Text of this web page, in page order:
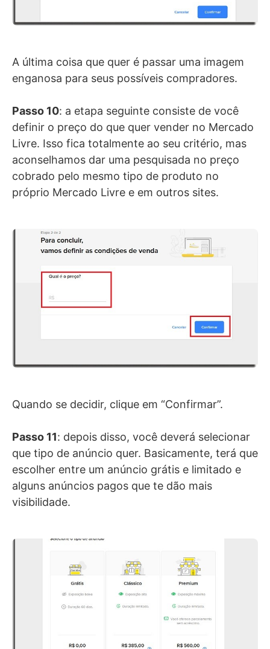
A última coisa que quer é passar uma imagem
enganosa para seus possíveis compradores.
Passo 10: a etapa seguinte consiste de você
definir o preço do que quer vender no Mercado
Livre. Isso fica totalmente ao seu critério, mas
aconselhamos dar uma pesquisada no preço
cobrado pelo mesmo tipo de produto no
próprio Mercado Livre e em outros sites.
Quando se decidir, clique em “Confirmar”.
Passo 11: depois disso, você deverá selecionar
que tipo de anúncio quer. Basicamente, terá que
escolher entre um anúncio grátis e limitado e
alguns anúncios pagos que te dão mais
visibilidade.